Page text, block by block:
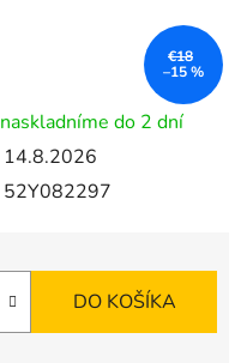
naskladníme do 2 dní
14.8.2026
52Y082297
DO KOŠÍKA
€18
–15 %